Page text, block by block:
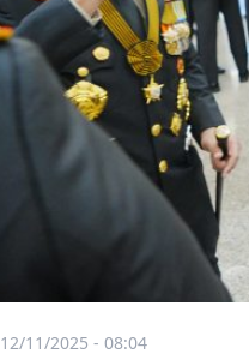
12/11/2025 - 08:04